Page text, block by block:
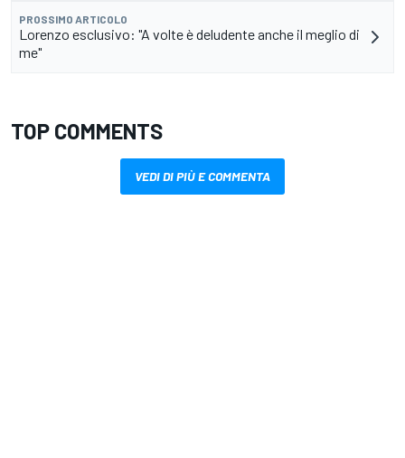
PROSSIMO ARTICOLO
Lorenzo esclusivo: "A volte è deludente anche il meglio di
me"
TOP COMMENTS
VEDI DI PIÙ E COMMENTA